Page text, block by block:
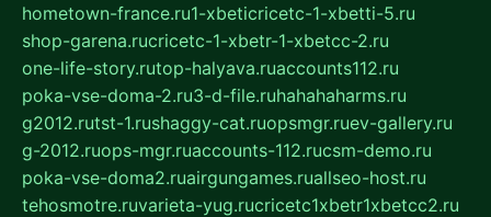
hometown-france.ru1-xbeticricetc-1-xbetti-5.ru
shop-garena.rucricetc-1-xbetr-1-xbetcc-2.ru
one-life-story.rutop-halyava.ruaccounts112.ru
poka-vse-doma-2.ru3-d-file.ruhahahaharms.ru
g2012.rutst-1.rushaggy-cat.ruopsmgr.ruev-gallery.ru
g-2012.ruops-mgr.ruaccounts-112.rucsm-demo.ru
poka-vse-doma2.ruairgungames.ruallseo-host.ru
tehosmotre.ruvarieta-yug.rucricetc1xbetr1xbetcc2.ru